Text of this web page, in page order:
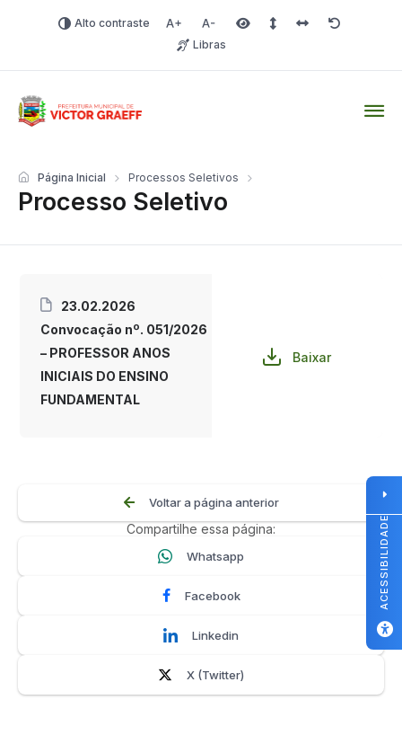
Alto contraste Aumentar fonte
Diminuir fonteÁrea selecionada
Espaçamento de linha
Espaço dos
Redefinir
Libras
Processo Seletivo
Página Inicial Processos Seletivos
23.02.2026
Convocação nº. 051/2026
– PROFESSOR ANOS
INICIAIS DO ENSINO
FUNDAMENTAL
Baixar
Voltar a página anterior
Compartilhe essa página:
Whatsapp
Facebook
Linkedin
X (Twitter)
ACESSIBILIDADE